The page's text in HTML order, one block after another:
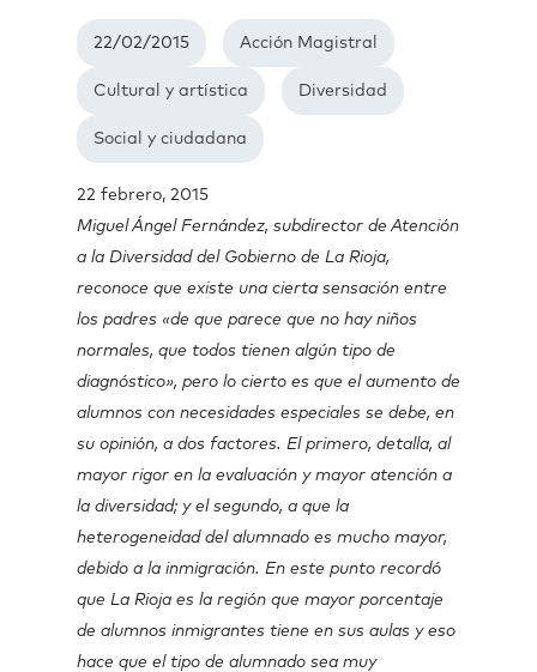
22/02/2015 Acción Magistral
Cultural y artística Diversidad
Social y ciudadana
22 febrero, 2015
Miguel Ángel Fernández, subdirector de Atención
a la Diversidad del Gobierno de La Rioja,
reconoce que existe una cierta sensación entre
los padres «de que parece que no hay niños
normales, que todos tienen algún tipo de
diagnóstico», pero lo cierto es que el aumento de
alumnos con necesidades especiales se debe, en
su opinión, a dos factores. El primero, detalla, al
mayor rigor en la evaluación y mayor atención a
la diversidad; y el segundo, a que la
heterogeneidad del alumnado es mucho mayor,
debido a la inmigración. En este punto recordó
que La Rioja es la región que mayor porcentaje
de alumnos inmigrantes tiene en sus aulas y eso
hace que el tipo de alumnado sea muy